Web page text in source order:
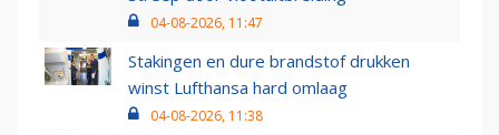
04-08-2026, 11:47
Stakingen en dure brandstof drukken
winst Lufthansa hard omlaag
04-08-2026, 11:38